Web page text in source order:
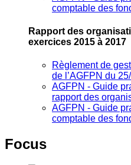
comptable des
Rapport des
exercices 2015 à 2017
Règlement de
de l’AGFPN du
AGFPN ‐ Guide
rapport des
AGFPN ‐ Guide
comptable des
Focus